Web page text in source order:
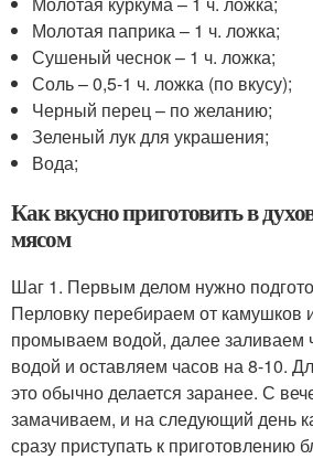
Молотая паприка – 1 ч. ложка;
Сушеный чеснок – 1 ч. ложка;
Соль – 0,5-1 ч. ложка (по вкусу);
Черный перец – по желанию;
Зеленый лук для украшения;
Вода;
Как вкусно приготовить в
мясом
Шаг 1. Первым делом нужно
Перловку перебираем от камушков
промываем водой, далее заливаем
водой и оставляем часов на 8-10.
это обычно делается заранее. С
замачиваем, и на следующий день
сразу приступать к приготовлению